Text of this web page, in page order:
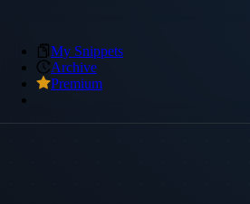
My Snippets
Archive
Premium